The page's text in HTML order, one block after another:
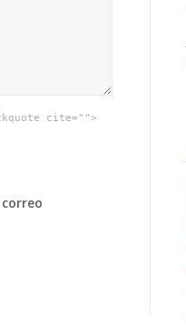
cite="">